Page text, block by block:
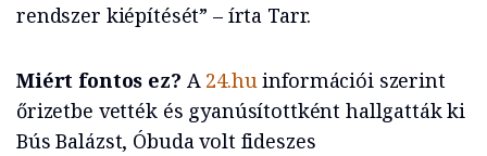
rendszer kiépítését” – írta Tarr.
Miért fontos ez? A 24.huinformációi szerint
őrizetbe vették és gyanúsítottként hallgatták ki
Bús Balázst, Óbuda volt fideszes